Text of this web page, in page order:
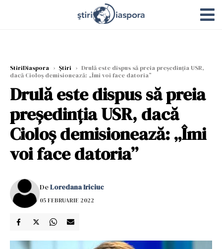
StiriDiaspora › Știri › Drulă este dispus să preia preşedinţia USR,
dacă Cioloş demisionează: „Îmi voi face datoria”
Drulă este dispus să preia
preşedinţia USR, dacă
Cioloş demisionează: „Îmi
voi face datoria”
DeLoredana Iriciuc
05 FEBRUARIE 2022